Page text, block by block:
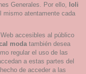
Generales. Por ello, loli
mismo atentamente cada
accesibles al público
moda también desea
regular el uso de las
a estas partes del
de acceder a las